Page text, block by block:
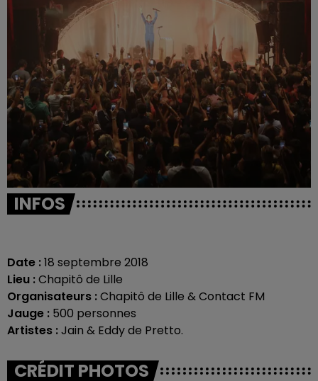
INFOS
Date :18 septembre 2018
Lieu :Chapitô de Lille
Organisateurs :Chapitô de Lille & Contact FM
Jauge : 500 personnes
Artistes :Jain & Eddy de Pretto.
CRÉDIT PHOTOS